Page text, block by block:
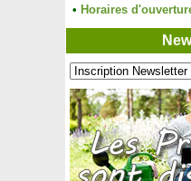
Forsythia rampant
Fougère arborescente
Fougère Asplenium
Fougère de Boston
Fougère Dryopteris
Fougère Polypode
Fragon petit houx
Fraisier 'Anablanca'
Fraisier 'Charlotte'
• Horaires